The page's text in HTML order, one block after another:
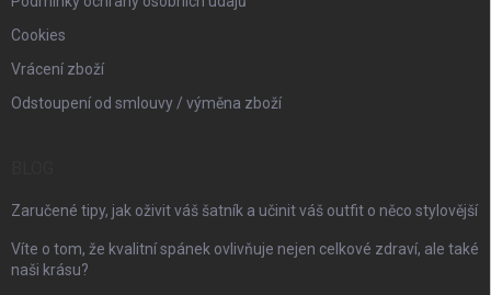
Cookies
Vrácení zboží
Odstoupení od smlouvy / výměna zboží
Zaručené tipy, jak oživit váš šatník a učinit váš outfit o něco stylovější
Víte o tom, že kvalitní spánek ovlivňuje nejen celkové zdraví, ale také
naši krásu?